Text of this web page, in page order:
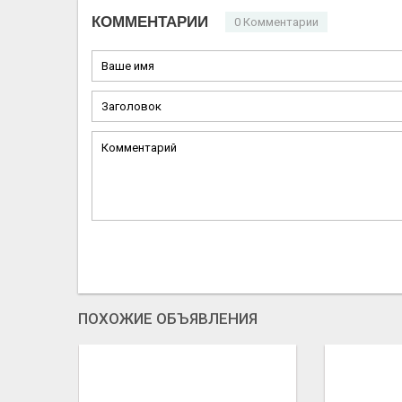
КОММЕНТАРИИ 0 Комментарии
ПОХОЖИЕ ОБЪЯВЛЕНИЯ